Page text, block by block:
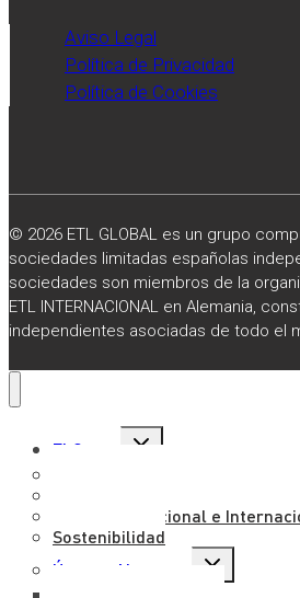
Aviso Legal
Política de Privacidad
Política de Cookies
© 2026 ETL GLOBAL es un grupo
sociedades limitadas españolas
sociedades son miembros de la
ETL INTERNACIONAL en Alemania,
independientes asociadas de todo el
El Grupo
Alternar
Presencia Nacional e
Sostenibilidad
Únete a Nosotros
Alternar